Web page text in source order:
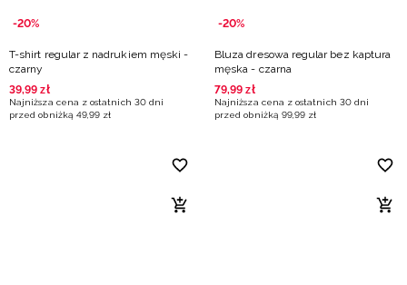
-20%
T-shirt regular z nadrukiem męski -
czarny
39,99 zł
Najniższa cena z ostatnich 30 dni
przed obniżką 49,99 zł
-20%
Bluza dresowa regular bez kaptura
męska - czarna
79,99 zł
Najniższa cena z ostatnich 30 dni
przed obniżką 99,99 zł